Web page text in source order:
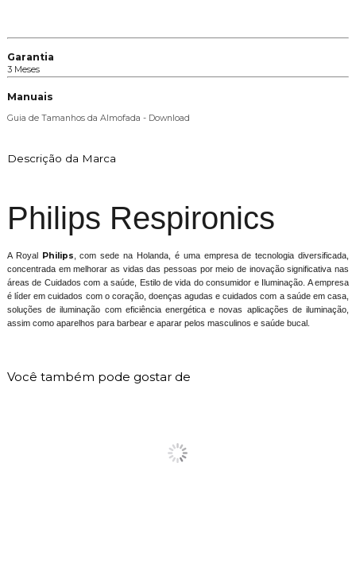
Garantia
3 Meses
Manuais
Guia de Tamanhos da Almofada - Download
Descrição da Marca
Philips Respironics
A Royal Philips , com sede na Holanda, é uma empresa de tecnologia diversificada,
concentrada em melhorar as vidas das pessoas por meio de inovação significativa nas
áreas de Cuidados com a saúde, Estilo de vida do consumidor e Iluminação. A empresa
é líder em cuidados com o coração, doenças agudas e cuidados com a saúde em casa,
soluções de iluminação com eficiência energética e novas aplicações de iluminação,
assim como aparelhos para barbear e aparar pelos masculinos e saúde bucal.
Você também pode gostar de